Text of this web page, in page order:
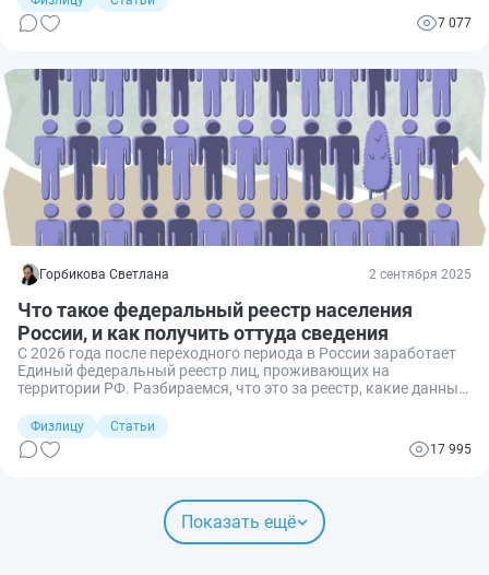
документы необходимо заменить в случае смены фамилии и в
какие сроки это делается, а также какие документы можно7 077
Горбикова Светлана 2 сентября 2025
Что такое федеральный реестр населения
России, и как получить оттуда сведения
С 2026 года после переходного периода в России заработает
Единый федеральный реестр лиц, проживающих на
территории РФ. Разбираемся, что это за реестр, какие данные
реестра убрать данные о себе.
Физлицу
Статьи
17 995
Показать ещё